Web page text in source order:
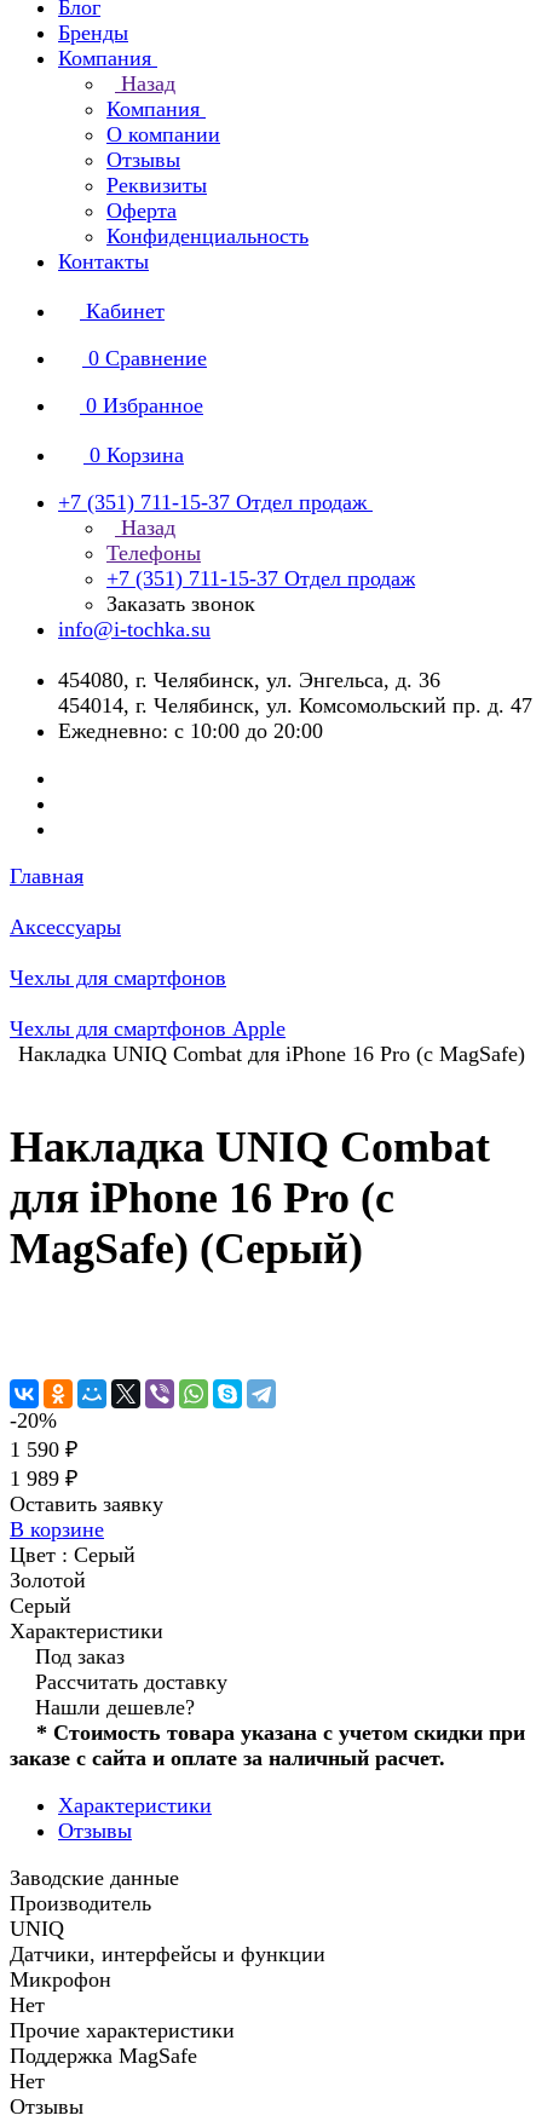
Блог
Бренды
Компания
Назад
Компания
О компании
Отзывы
Реквизиты
Оферта
Конфиденциальность
Контакты
Кабинет
0 Сравнение
0 Избранное
0 Корзина
+7 (351) 711-15-37 Отдел продаж
Назад
Телефоны
+7 (351) 711-15-37 Отдел продаж
Заказать звонок
info@i-tochka.su
​454080, г. Челябинск, ул. Энгельса, д. 36
454014, г. Челябинск, ул. Комсомольский пр. д. 47
Ежедневно: с 10:00 до 20:00
Главная
Аксессуары
Чехлы для смартфонов
Чехлы для смартфонов Apple
Накладка UNIQ Combat для iPhone 16 Pro (с MagSafe)
Накладка UNIQ Combat
для iPhone 16 Pro (с
MagSafe) (Серый)
-20%
1 590 ₽
1 989 ₽
Оставить заявку
В корзине
Цвет : Серый
Золотой
Серый
Характеристики
Под заказ
Рассчитать доставку
Нашли дешевле?
* Стоимость товара указана с учетом скидки при
заказе с сайта и оплате за наличный расчет.
Характеристики
Отзывы
Заводские данные
Производитель
UNIQ
Датчики, интерфейсы и функции
Микрофон
Нет
Прочие характеристики
Поддержка MagSafe
Нет
Отзывы